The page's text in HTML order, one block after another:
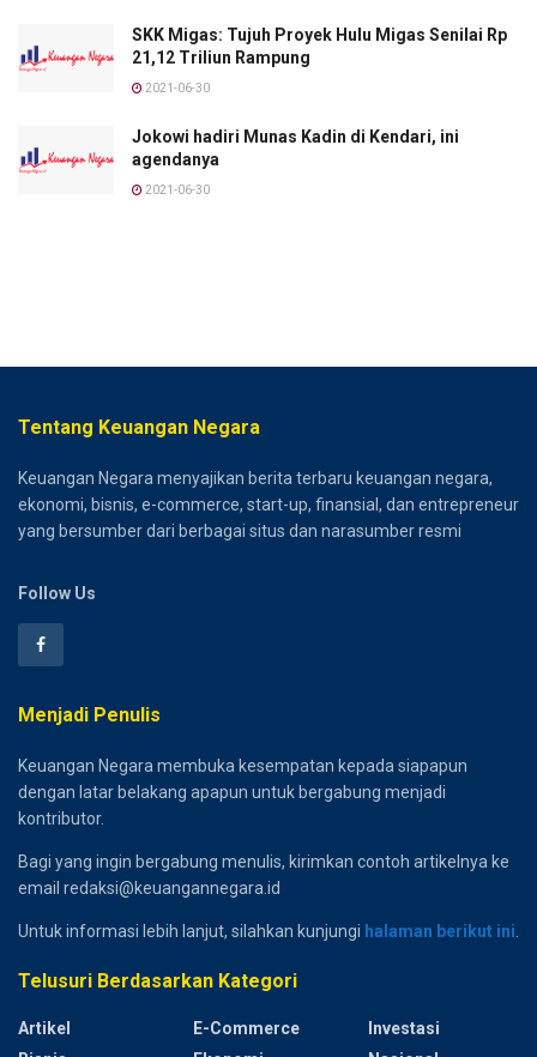
SKK Migas: Tujuh Proyek Hulu Migas Senilai Rp
21,12 Triliun Rampung
2021-06-30
Jokowi hadiri Munas Kadin di Kendari, ini
agendanya
2021-06-30
Tentang Keuangan Negara
Keuangan Negara menyajikan berita terbaru keuangan negara,
ekonomi, bisnis, e-commerce, start-up, finansial, dan entrepreneur
yang bersumber dari berbagai situs dan narasumber resmi
Follow Us
Menjadi Penulis
Keuangan Negara membuka kesempatan kepada siapapun
dengan latar belakang apapun untuk bergabung menjadi
kontributor.
Bagi yang ingin bergabung menulis, kirimkan contoh artikelnya ke
email redaksi@keuangannegara.id
Untuk informasi lebih lanjut, silahkan kunjungi halaman berikut ini
Telusuri Berdasarkan Kategori
Artikel
E-Commerce
Investasi